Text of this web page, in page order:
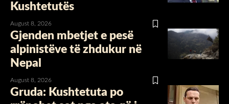
Kushtetutës
August 8, 2026
Gjenden mbetjet e pesë
alpinistëve të zhdukur në
Nepal
August 8, 2026
Gruda: Kushtetuta po